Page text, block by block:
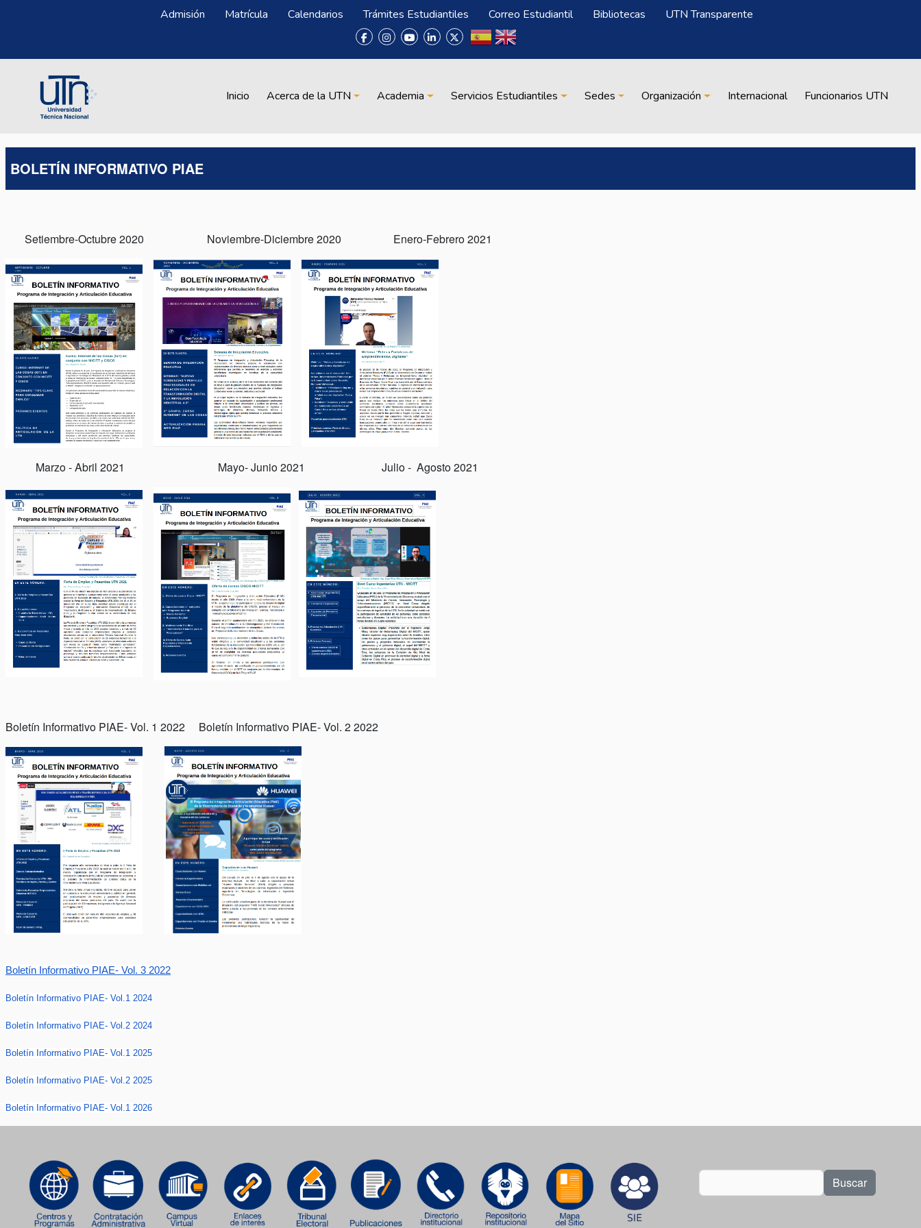
Menú Superior
Admisión Matrícula Calendarios Trámites Estudiantiles Correo Estudiantil Bibliotecas UTN Transparente
Main navigation
Inicio Acerca de la UTN Academia Servicios Estudiantiles Sedes Organización Internacional Funcionarios UTN
BOLETÍN INFORMATIVO PIAE
Setiembre-Octubre 2020 Noviembre-Diciembre 2020 Enero-Febrero 2021
Marzo - Abril 2021 Mayo- Junio 2021 Julio - Agosto 2021
Boletín Informativo PIAE- Vol. 1 2022 Boletín Informativo PIAE- Vol. 2 2022
Boletín Informativo PIAE- Vol. 3 2022
Boletín Informativo PIAE- Vol.1 2024
Boletín Informativo PIAE- Vol.2 2024
Boletín Informativo PIAE- Vol.1 2025
Boletín Informativo PIAE- Vol.2 2025
Boletín Informativo PIAE- Vol.1 2026
Buscar